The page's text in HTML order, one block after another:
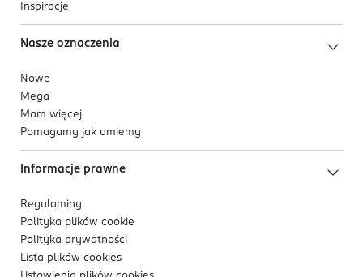
Inspiracje
Nasze oznaczenia
Nowe
Mega
Mam więcej
Pomagamy jak umiemy
Informacje prawne
Regulaminy
Polityka plików cookie
Polityka prywatności
Lista plików cookies